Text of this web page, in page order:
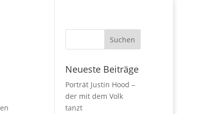
Neueste Beiträge
Porträt Justin Hood –
der mit dem Volk
tanzt